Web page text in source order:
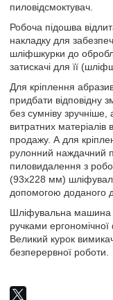
пиловідсмоктувач.
Робоча підошва
накладку для
шліфшкурки до
затискачі для її
Для кріплення
придбати відповідну
без сумніву зручніше,
витратних
продажу. А для
рулонний наждачний
пиловидалення з
(93х228 мм)
допомогою доданого
Шліфувальна машина
ручками
Великий курок
безперервної роботи.